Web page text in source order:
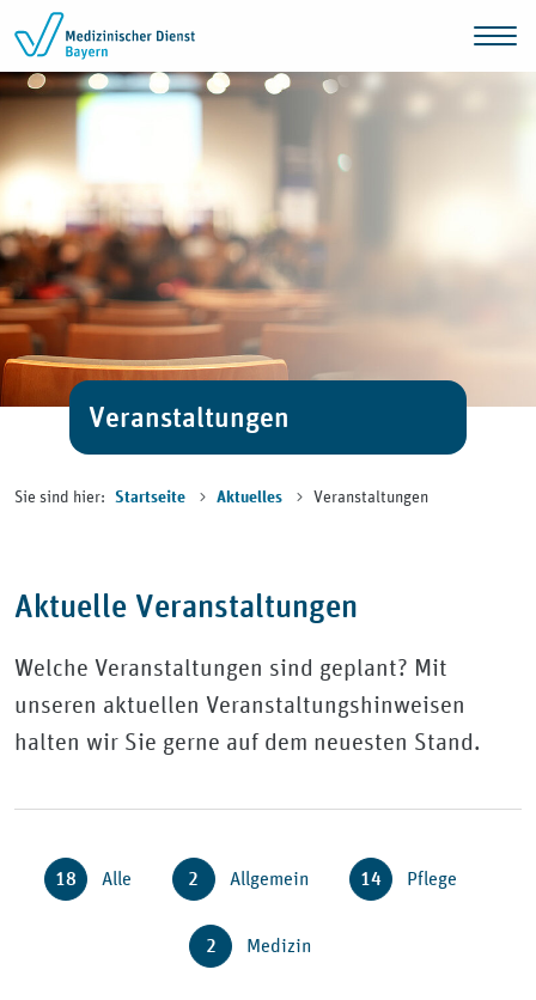
Zum Inhalt springen
Veranstaltungen
Sie sind hier: Startseite Aktuelles Veranstaltungen
Aktuelle Veranstaltungen
Welche Veranstaltungen sind geplant? Mit
unseren aktuellen Veranstaltungshinweisen
halten wir Sie gerne auf dem neuesten Stand.
18 Alle 2 Allgemein 14 Pflege
2 Medizin